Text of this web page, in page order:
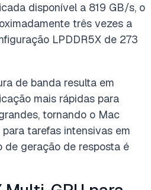
disponível a 819 GB/s, o
três vezes a
LPDDR5X de 273
de banda resulta em
mais rápidas para
tornando o Mac
tarefas intensivas em
de geração de resposta é